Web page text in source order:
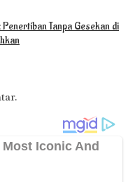
Tanpa Gesekan di